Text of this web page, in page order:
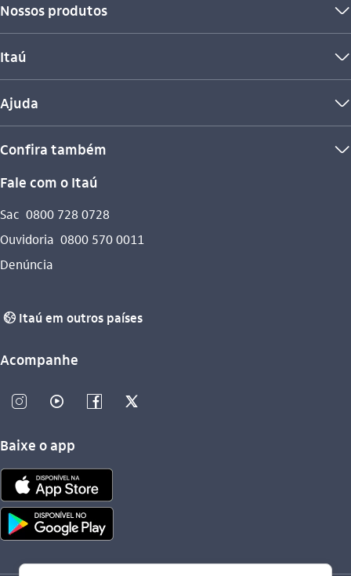
Nossos produtos seta_baixo
Itaú seta_baixo
Ajuda seta_baixo
Confira também seta_baixo
Fale com o Itaú
Sac 0800 728 0728
Ouvidoria 0800 570 0011
Denúncia
globo_outline Itaú em outros países
Acompanhe
instagram_outline video_outline facebook_outline twitter_outline
Baixe o app